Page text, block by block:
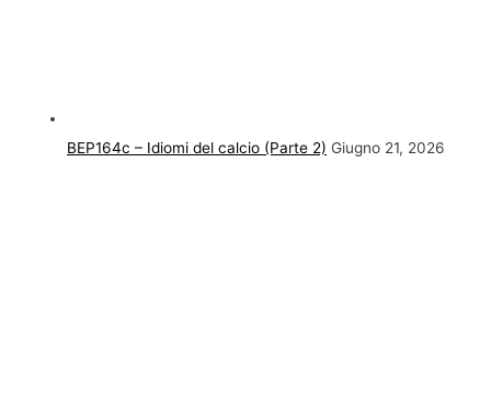
BEP164c – Idiomi del calcio (Parte 2) Giugno 21, 2026